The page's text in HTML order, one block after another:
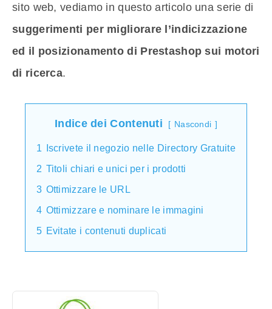
sito web, vediamo in questo articolo una serie di
suggerimenti per migliorare l’indicizzazione
ed il posizionamento di Prestashop sui motori
di ricerca.
Indice dei Contenuti Nascondi
1
Iscrivete il negozio nelle Directory Gratuite
2 Titoli chiari e unici per i prodotti
3 Ottimizzare le URL
4 Ottimizzare e nominare le immagini
5 Evitate i contenuti duplicati